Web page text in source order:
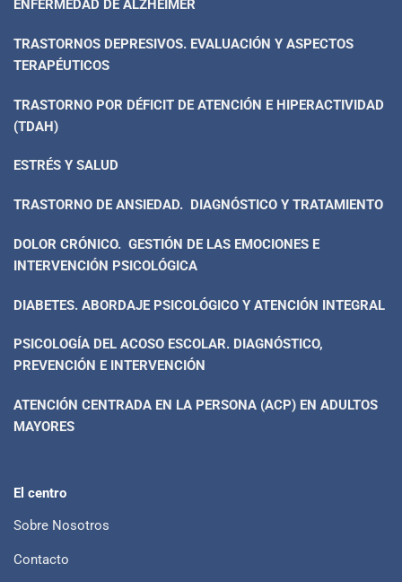
ENFERMEDAD DE ALZHEIMER
TRASTORNOS DEPRESIVOS. EVALUACIÓN Y ASPECTOS
TERAPÉUTICOS
TRASTORNO POR DÉFICIT DE ATENCIÓN E HIPERACTIVIDAD
(TDAH)
ESTRÉS Y SALUD
TRASTORNO DE ANSIEDAD. DIAGNÓSTICO Y TRATAMIENTO
DOLOR CRÓNICO. GESTIÓN DE LAS EMOCIONES E
INTERVENCIÓN PSICOLÓGICA
DIABETES. ABORDAJE PSICOLÓGICO Y ATENCIÓN INTEGRAL
PSICOLOGÍA DEL ACOSO ESCOLAR. DIAGNÓSTICO,
PREVENCIÓN E INTERVENCIÓN
ATENCIÓN CENTRADA EN LA PERSONA (ACP) EN ADULTOS
MAYORES
El centro
Sobre Nosotros
Contacto